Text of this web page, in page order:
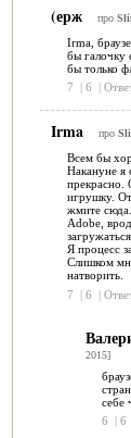
(ерж про
Irmа,
бы галочку
бы только
7
| 6 |
Irma про
Всем бы
Накануне я
прекрасно.
игрушку.
жмите
Adobe,
Я процесс
Слишком
натворить.
7
| 6 |
2015]
себе
6
| 6